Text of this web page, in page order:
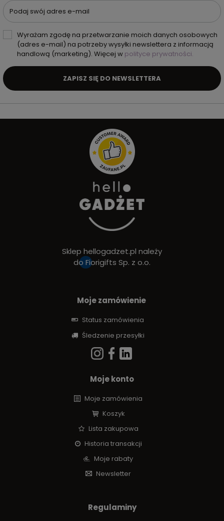
Podaj swój adres e-mail
Wyrażam zgodę na przetwarzanie moich danych osobowych
(adres e-mail) na potrzeby wysyłki newslettera z informacją
handlową (marketing). Więcej w polityce prywatności.
ZAPISZ SIĘ DO NEWSLETTERA
Sklep hellogadzet.pl należy
do Fiorigifts Sp. z o.o.
Moje zamówienie
Status zamówienia
Śledzenie przesyłki
Moje konto
Moje zamówienia
Koszyk
Lista zakupowa
Historia transakcji
Moje rabaty
Newsletter
Regulaminy